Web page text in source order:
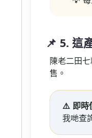
📌 5. 這
陳老二田
售。
⚠️ 即時
我哋查